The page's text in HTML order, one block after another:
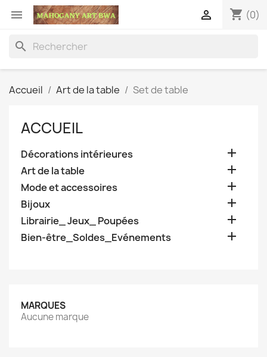
 shopping_cart (0)

search
Accueil Art de la table Set de table
ACCUEIL
Décorations intérieures 
Art de la table 
Mode et accessoires 
Bijoux 
Librairie_ Jeux_ Poupées 
Bien-être_Soldes_Evénements 
MARQUES
Aucune marque